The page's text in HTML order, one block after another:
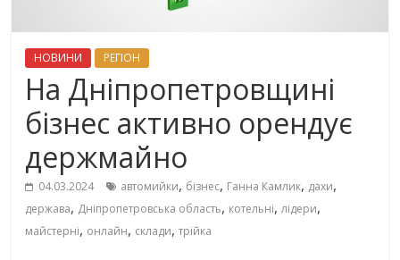
НОВИНИ РЕГІОН
На Дніпропетровщині
бізнес активно орендує
держмайно
04.03.2024 автомийки, бізнес, Ганна Камлик, дахи,
держава, Дніпропетровська область, котельні,лідери,
майстерні, онлайн, склади,трійка